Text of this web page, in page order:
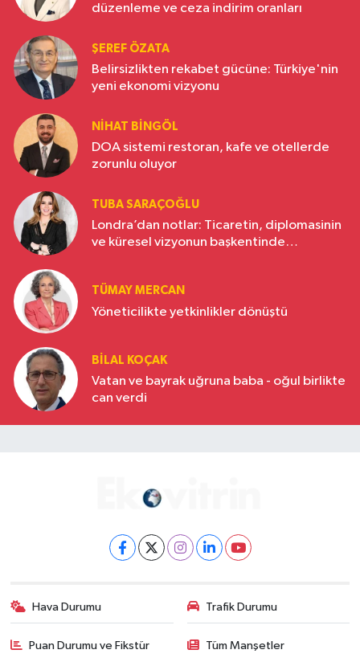
düzenleme ve ceza indirim oranları
ŞEREF ÖZATA
Belirsizlikten rekabet gücüne: Türkiye'nin
yeni ekonomi vizyonu
NIHAT BINGÖL
DOA sistemi restoran, kafe ve otellerde
zorunlu oluyor
TUBA SARAÇOĞLU
Londra’dan notlar: Ticaretin, diplomasinin
ve küresel vizyonun başkentinde
TÜMAY MERCAN
Yöneticilikte yetkinlikler dönüştü
BILAL KOÇAK
Vatan ve bayrak uğruna baba - oğul birlikte
can verdi
Hava Durumu Trafik Durumu
Puan Durumu ve Fikstür Tüm Manşetler